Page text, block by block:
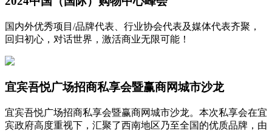
国内外优秀项目/品牌代表、行业协会代表及媒体代表齐聚，
回归初心，对话世界，激活商业无限可能！
宜宾吾悦广场招商私享会暨赢商网城市沙龙
宜宾吾悦广场招商私享会暨赢商网城市沙龙。本次私享会在宜
宾政府高度重视下，汇聚了西南地区乃至全国的优质品牌，由